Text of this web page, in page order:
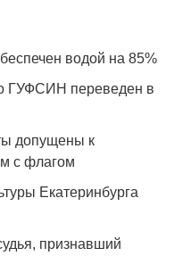
водой на 85%
ГУФСИН переведен в
допущены к
с флагом
Екатеринбурга
признавший